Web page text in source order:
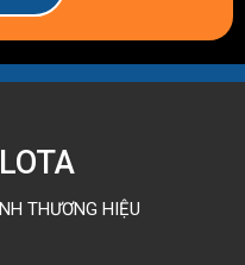
THƯƠNG HIỆU